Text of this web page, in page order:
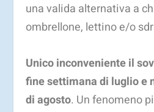
una valida alternativa a
ombrellone, lettino e/o
Unico inconveniente il
fine settimana di luglio e
di agosto. Un fenomeno